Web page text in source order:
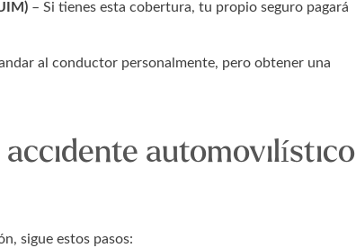
– Si tienes esta cobertura, tu propio seguro pagará
al conductor personalmente, pero obtener una
accidente automovilístico
sigue estos pasos: